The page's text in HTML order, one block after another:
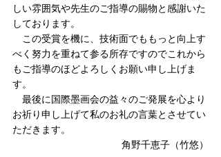
しい雰囲気や先生のご指導の賜物と感謝いた
しております。
この受賞を機に、技術面でももっと向上す
べく努力を重ねて参る所存ですのでこれから
もご指導のほどよろしくお願い申し上げま
す。
最後に国際墨画会の益々のご発展を心より
お祈り申し上げて私のお礼の言葉とさせてい
ただきます。
角野千恵子（竹悠）